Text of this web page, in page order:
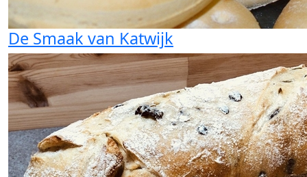
De Smaak van Katwijk